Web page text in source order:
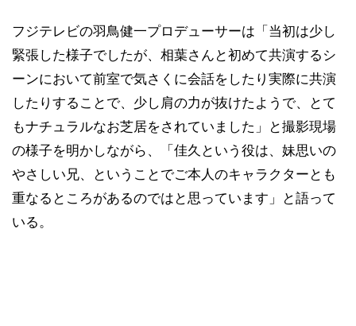
フジテレビの羽鳥健一プロデューサーは「当初は少し
緊張した様子でしたが、相葉さんと初めて共演するシ
ーンにおいて前室で気さくに会話をしたり実際に共演
したりすることで、少し肩の力が抜けたようで、とて
もナチュラルなお芝居をされていました」と撮影現場
の様子を明かしながら、「佳久という役は、妹思いの
やさしい兄、ということでご本人のキャラクターとも
重なるところがあるのではと思っています」と語って
いる。